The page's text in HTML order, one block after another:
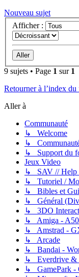
Nouveau sujet
Afficher :
9 sujets • Page 1 sur 1
Retourner à l’index
Aller à
Communauté
↳ Welcome
↳
↳ Support du
Jeux Video
↳ SAV // Help
↳ Tutoriel /
↳ Bibles et
↳ Général
↳ 3DO
↳ Amiga -
↳ Amstrad -
↳ Arcade
↳ Bandai -
↳ Everdrive &
↳ GamePark -